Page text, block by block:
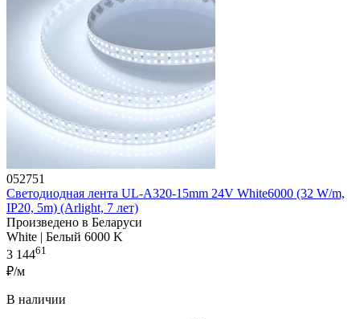
052751
Светодиодная лента UL-A320-15mm 24V White6000 (32 W/m,
IP20, 5m) (Arlight, 7 лет)
Произведено в Беларуси
White | Белый 6000 K
3 14461
₽/м
В наличии